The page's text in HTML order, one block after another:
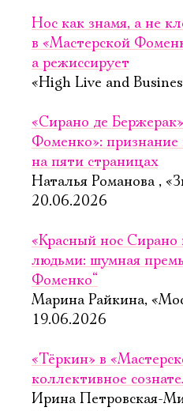
Нос как знамя, а не
в «Мастерской
а режиссирует
«High Live and
«Сирано де
Фоменко»:
на пяти страницах
Наталья Романова ,
20.06.2026
«Красный нос Сирано
людьми: шумная
Фоменко“
Марина Райкина,
19.06.2026
«Тёркин» в
коллективное
Ирина Петровская-